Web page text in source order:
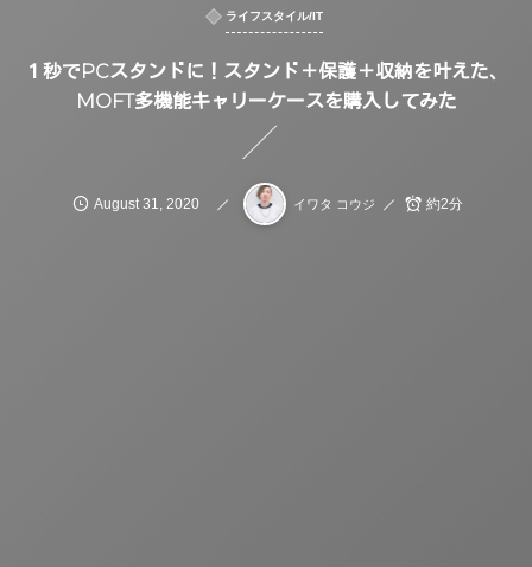
ライフスタイル/IT
１秒でPCスタンドに！スタンド＋保護＋収納を叶えた、
MOFT多機能キャリーケースを購入してみた
August 31 2020 イワタ コウジ 約2分